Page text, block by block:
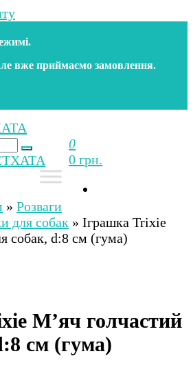
вже приймаємо замовлення.
та котів | Корм, іграшки,
за тваринами. Доставка по
0
0 грн.
та котів | Корм, іграшки,
за тваринами. Доставка по
» Розваги
для собак » Іграшка Trixie
собак, d:8 см (гума)
М’яч голчастий
см (гума)